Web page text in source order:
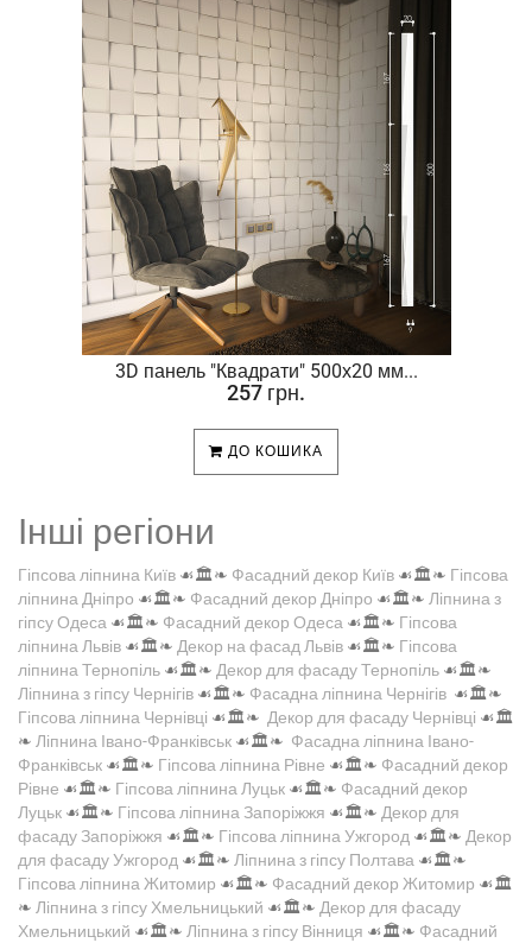
3D панель "Квадрати" 500х20 мм...
257 грн.
ДО КОШИКА
Інші регіони
Гіпсова ліпнина Київ ☙🏛️❧ Фасадний декор Київ ☙🏛️❧ Гіпсова
ліпнина Дніпро ☙🏛️❧ Фасадний декор Дніпро ☙🏛️❧ Ліпнина з
гіпсу Одеса ☙🏛️❧ Фасадний декор Одеса ☙🏛️❧ Гіпсова
ліпнина Львів ☙🏛️❧ Декор на фасад Львів ☙🏛️❧ Гіпсова
ліпнина Тернопіль ☙🏛️❧ Декор для фасаду Тернопіль ☙🏛️❧
Ліпнина з гіпсу Чернігів ☙🏛️❧ Фасадна ліпнина Чернігів ☙🏛️❧
Гіпсова ліпнина Чернівці ☙🏛️❧ Декор для фасаду Чернівці ☙🏛️
❧ Ліпнина Івано-Франківськ ☙🏛️❧ Фасадна ліпнина Івано-
Франківськ ☙🏛️❧ Гіпсова ліпнина Рівне ☙🏛️❧ Фасадний декор
Рівне ☙🏛️❧ Гіпсова ліпнина Луцьк ☙🏛️❧ Фасадний декор
Луцьк ☙🏛️❧ Гіпсова ліпнина Запоріжжя ☙🏛️❧ Декор для
фасаду Запоріжжя ☙🏛️❧ Гіпсова ліпнина Ужгород ☙🏛️❧ Декор
для фасаду Ужгород ☙🏛️❧ Ліпнина з гіпсу Полтава ☙🏛️❧
Гіпсова ліпнина Житомир ☙🏛️❧ Фасадний декор Житомир ☙🏛️
❧ Ліпнина з гіпсу Хмельницький ☙🏛️❧ Декор для фасаду
Хмельницький ☙🏛️❧ Ліпнина з гіпсу Вінниця ☙🏛️❧ Фасадний